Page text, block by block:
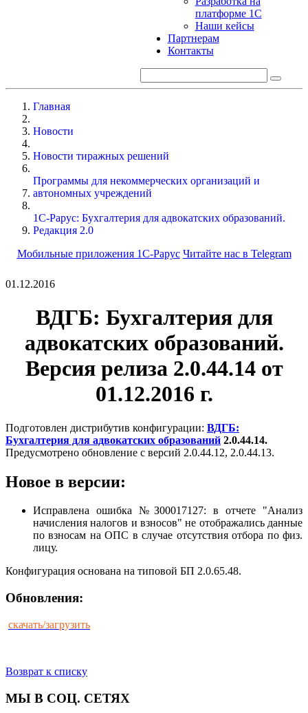
платформе 1С
Наши кейсы
Партнерам
Контакты
Главная
Новости
Новости тиражных решений
Программы для некоммерческих организаций и
автономных учреждений
1С-Рарус: Бухгалтерия для адвокатских образований.
Редакция 2.0
Мобильные приложения 1С-Рарус Читайте нас в Telegram
01.12.2016
ВДГБ: Бухгалтерия для
адвокатских образований.
Версия релиза 2.0.44.14 от
01.12.2016 г.
Подготовлен дистрибутив конфигурации: ВДГБ:
Бухгалтерия для адвокатских образований 2.0.44.14.
Предусмотрено обновление с версий 2.0.44.12, 2.0.44.13.
Новое в версии:
Исправлена ошибка №З00017127: в отчете "Анализ
начисления налогов и взносов" не отображались данные
по взносам на ОПС в случае отсутствия отбора по физ.
лицу.
Конфигурация основана на типовой БП 2.0.65.48.
Обновления:
скачать/загрузить
Возврат к списку
МЫ В СОЦ. СЕТЯХ